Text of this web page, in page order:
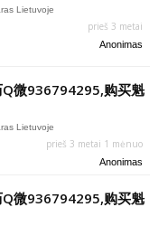
Lietuvoje
prieš 3 metai
Anonimas
微936794295,购买魁
Lietuvoje
prieš 3 metai 1 mėnuo
Anonimas
微936794295,购买魁